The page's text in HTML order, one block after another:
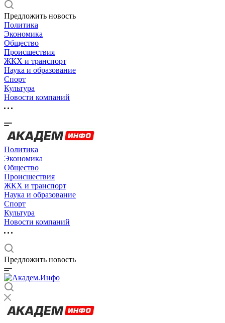
Предложить новость
Политика
Экономика
Общество
Происшествия
ЖКХ и транспорт
Наука и образование
Спорт
Культура
Новости компаний
Политика
Экономика
Общество
Происшествия
ЖКХ и транспорт
Наука и образование
Спорт
Культура
Новости компаний
Предложить новость